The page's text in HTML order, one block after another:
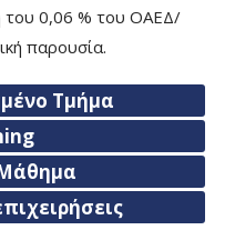
του 0,06 % του ΟΑΕΔ/
παρουσία.
Τμήμα
Μάθημα